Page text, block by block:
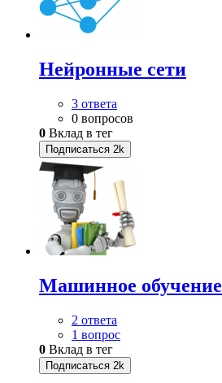
Нейронные сети
3 ответа
0 вопросов
0 Вклад в тег
Подписаться 2k
Машинное обучение
2 ответа
1 вопрос
0 Вклад в тег
Подписаться 2k